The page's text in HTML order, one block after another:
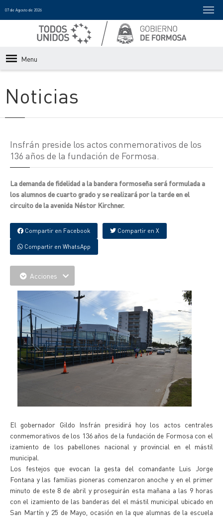
07 de Agosto de 2026
Menu
Noticias
Insfrán preside los actos conmemorativos de los
136 años de la fundación de Formosa.
La demanda de fidelidad a la bandera formoseña será formulada a
los alumnos de cuarto grado y se realizará por la tarde en el
circuito de la avenida Néstor Kirchner.
Compartir en Facebook Compartir en X
Compartir en WhatsApp
Acciones
El gobernador Gildo Insfrán presidirá hoy los actos centrales
conmemorativos de los 136 años de la fundación de Formosa con el
izamiento de los pabellones nacional y provincial en el mástil
municipal.
Los festejos que evocan la gesta del comandante Luis Jorge
Fontana y las familias pioneras comenzaron anoche y en el primer
minuto de este 8 de abril y proseguirán esta mañana a las 9 horas
con el izamiento de las banderas del el mástil municipal ubicado en
San Martín y 25 de Mayo, ocasión en la que alumnas de la escuela